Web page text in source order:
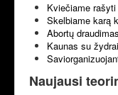
Kviečiame rašyti
Skelbiame karą
Abortų
Kaunas su
Naujausi